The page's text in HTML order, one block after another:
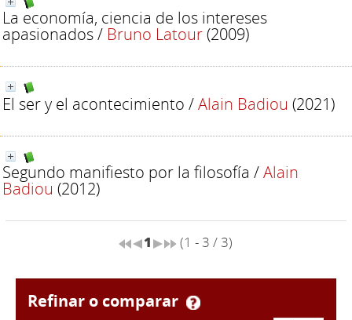
La economía, ciencia de los intereses
apasionados/ Bruno Latour(2009)
El ser y el acontecimiento /Alain Badiou (2021)
Segundo manifiesto por la filosofía /Alain
Badiou (2012)
1 (1 - 3 / 3)
refinar o comparar